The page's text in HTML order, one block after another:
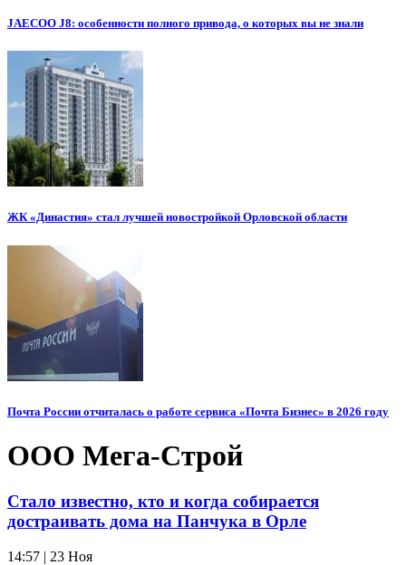
JAECOO J8: особенности полного привода, о которых вы не знали
ЖК «Династия» стал лучшей новостройкой Орловской области
Почта России отчиталась о работе сервиса «Почта Бизнес» в 2026 году
ООО Мега-Строй
Стало известно, кто и когда собирается
достраивать дома на Панчука в Орле
14:57 | 23 Ноя